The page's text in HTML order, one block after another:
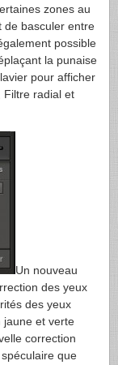
zones au
de basculer entre
possible
la punaise
pour afficher
Filtre radial et
Un nouveau
des yeux
des yeux
jaune et verte
correction
que